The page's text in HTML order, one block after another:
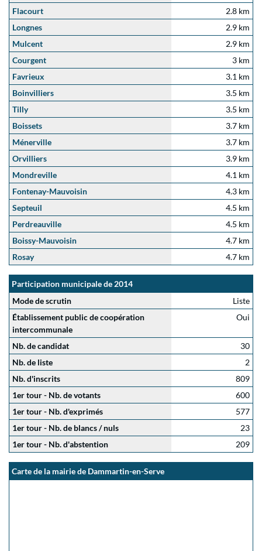
Flacourt
2.8 km
Longnes
2.9 km
Mulcent
2.9 km
Courgent
3 km
Favrieux
3.1 km
Boinvilliers
3.5 km
Tilly
3.5 km
Boissets
3.7 km
Ménerville
3.7 km
Orvilliers
3.9 km
Mondreville
4.1 km
Fontenay-Mauvoisin
4.3 km
Septeuil
4.5 km
Perdreauville
4.5 km
Boissy-Mauvoisin
4.7 km
Rosay
4.7 km
Participation municipale de 2014
Mode de scrutin
Liste
Établissement public de coopération
intercommunale
Oui
Nb. de candidat
30
Nb. de liste
2
Nb. d'inscrits
809
1er tour - Nb. de votants
600
1er tour - Nb. d'exprimés
577
1er tour - Nb. de blancs / nuls
23
1er tour - Nb. d'abstention
209
Carte de la mairie de Dammartin-en-Serve